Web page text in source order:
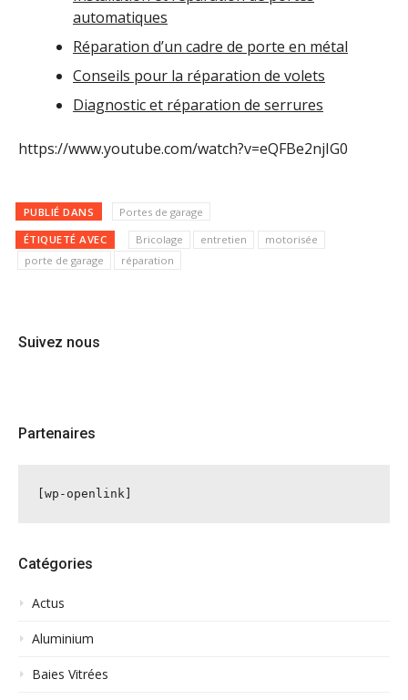
automatiques
Réparation d’un cadre de porte en métal
Conseils pour la réparation de volets
Diagnostic et réparation de serrures
https://www.youtube.com/watch?v=eQFBe2njIG0
PUBLIÉ DANS Portes de garage
ÉTIQUETÉ AVEC Bricolage entretien
motorisée
porte de garage
réparation
Suivez nous
Partenaires
[wp-openlink]
Catégories
Actus
Aluminium
Baies Vitrées